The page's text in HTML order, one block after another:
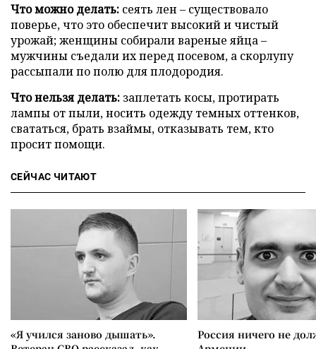
Что можно делать: сеять лен – существовало
поверье, что это обеспечит высокий и чистый
урожай; женщины собирали вареные яйца –
мужчины съедали их перед посевом, а скорлупу
рассыпали по полю для плодородия.
Что нельзя делать: заплетать косы, протирать
лампы от пыли, носить одежду темных оттенков,
свататься, брать взаймы, отказывать тем, кто
просит помощи.
СЕЙЧАС ЧИТАЮТ
«Я учился заново дышать».
Россия ничего не